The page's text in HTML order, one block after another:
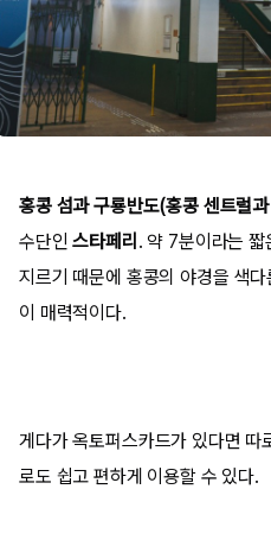
홍콩 섬과 구룡반도(홍콩 센트럴
수단인스타페리 . 약 7분이라는
지르기 때문에 홍콩의 야경을 색
이 매력적이다.
게다가 옥토퍼스카드가 있다면 따
로도 쉽고 편하게 이용할 수 있다.